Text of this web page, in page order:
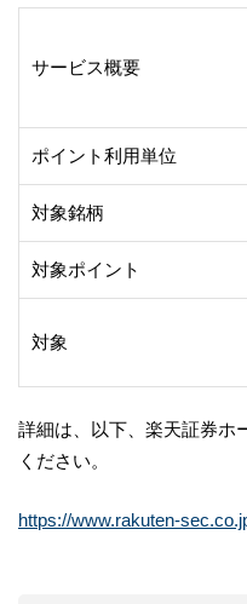
サービス概要
ポイント利用単位
対象銘柄
対象ポイント
対象
詳細は、以下、楽天証券ホ
ください。
https://www.rakuten-